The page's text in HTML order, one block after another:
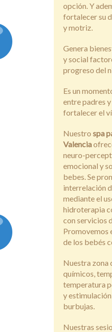
opción. Y
fortalecer su
y motriz.
Genera
y social
progreso del
Es un
entre padres
fortalecer el
Nuestro spa
Valencia
neuro-
emocional y
bebes. Se
interrelación
mediante el
hidroterapia
con servicios
Promovemos
de los bebés
Nuestra zona
químicos,
temperatura
y
burbujas.
Nuestras